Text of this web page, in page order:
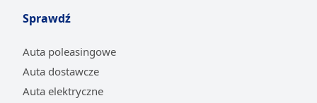
Sprawdź
Auta poleasingowe
Auta dostawcze
Auta elektryczne